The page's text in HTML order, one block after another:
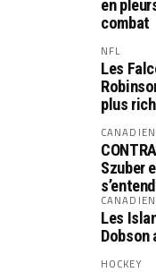
en
combat
NFL
Les
plus
Szuber
Les
Dobson
HOCKEY